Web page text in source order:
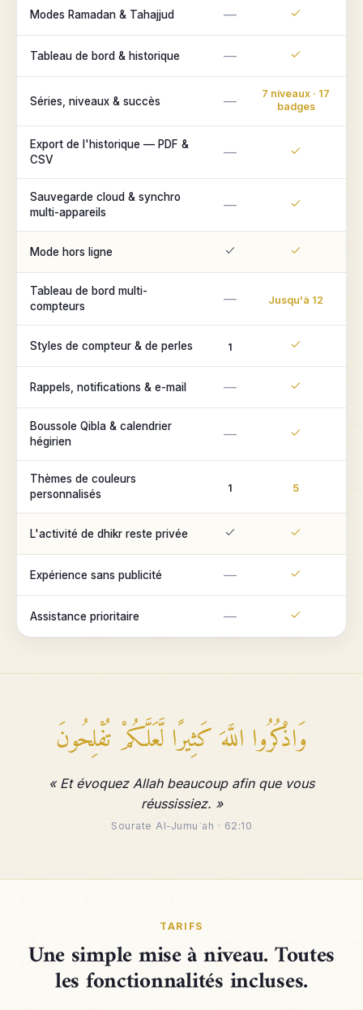
Modes Ramadan & Tahajjud —
Tableau de bord & historique —
Séries, niveaux & succès —
7 niveaux · 17
badges
Export de l'historique — PDF &
CSV
—
Sauvegarde cloud & synchro
multi-appareils
—
Mode hors ligne
Tableau de bord multi-
compteurs
— Jusqu'à 12
Styles de compteur & de perles 1
Rappels, notifications & e-mail —
Boussole Qibla & calendrier
hégirien
—
Thèmes de couleurs
personnalisés
1 5
L'activité de dhikr reste privée
Expérience sans publicité —
Assistance prioritaire —
وَاذْكُرُوا اللَّهَ كَثِيرًا لَّعَلَّكُمْ تُفْلِحُونَ
« Et évoquez Allah beaucoup afin que vous
réussissiez. »
Sourate Al-Jumuʿah · 62:10
TARIFS
Une simple mise à niveau. Toutes
les fonctionnalités incluses.